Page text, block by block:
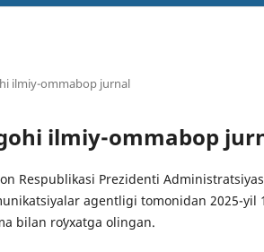
ilmiy-ommabop jurnal
ilmiy-ommabop
Respublikasi Prezidenti
agentligi tomonidan 2025-yil
bilan roʻyxatga olingan.